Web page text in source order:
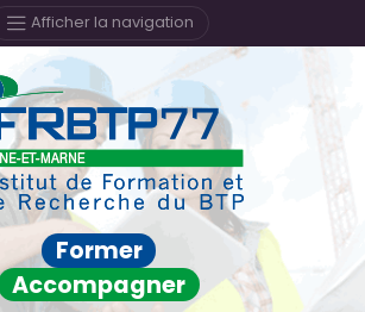
Afficher la navigation
Former
Accompagner